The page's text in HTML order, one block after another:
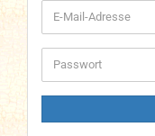
E-
Mail-
Adresse
Passwort